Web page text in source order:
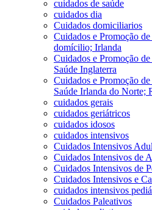
cuidados de saúde
cuidados dia
Cuidados domiciliarios
Cuidados e Promoção
domícilio; Irlanda
Cuidados e Promoção
Saúde Inglaterra
Cuidados e Promoção
Saúde Irlanda do Norte;
cuidados gerais
cuidados geriátricos
cuidados idosos
cuidados intensivos
Cuidados Intensivos
Cuidados Intensivos de
Cuidados Intensivos de
Cuidados Intensivos e
cuidados intensivos
Cuidados Paleativos